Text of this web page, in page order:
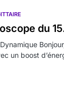
du
un boost